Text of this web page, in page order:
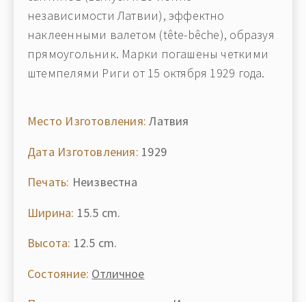
независимости Латвии), эффектно
наклеенными валетом (tête-bêche), образуя
прямоугольник. Марки погашены четкими
штемпелями Риги от 15 октября 1929 года.
Место Изготовления: Латвия
Дата Изготовления: 1929
Печать: Неизвестна
Ширина: 15.5 cm.
Высота: 12.5 cm.
Состояние: Отличное